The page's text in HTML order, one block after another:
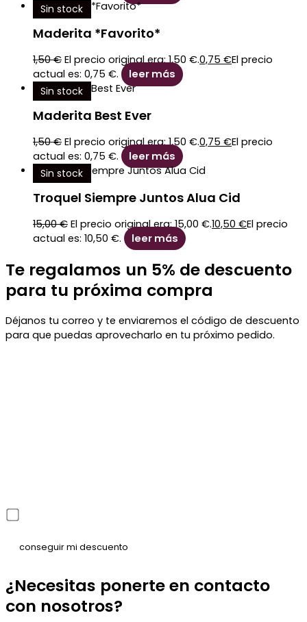
Sin stock
Maderita *Favorito*
1,50€ El precio original era: 1,50 €.0,75 €El precio
actual es: 0,75 €.
leer más
Sin stock
Maderita Best Ever
1,50€ El precio original era: 1,50 €.0,75 €El precio
actual es: 0,75 €.
leer más
Sin stock
Troquel Siempre Juntos Alua Cid
15,00€ El precio original era: 15,00 €.10,50 €El precio
actual es: 10,50 €.
leer más
Te regalamos un 5% de descuento
para tu próxima compra
Déjanos tu correo y te enviaremos el código de descuento
para que puedas aprovecharlo en tu próximo pedido.
¿Necesitas ponerte en contacto
con nosotros?